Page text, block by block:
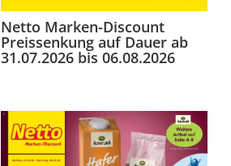
Netto Marken-Discount
Preissenkung auf Dauer ab
31.07.2026 bis 06.08.2026